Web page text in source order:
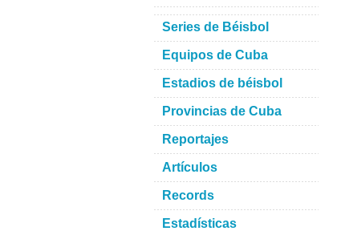
Series de Béisbol
Equipos de Cuba
Estadios de béisbol
Provincias de Cuba
Reportajes
Artículos
Records
Estadísticas